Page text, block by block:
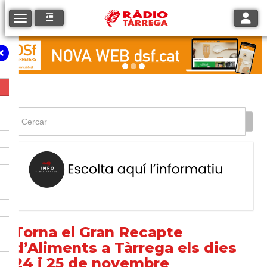
Toggle navigation
Torna el Gran Recapte
d’Aliments a Tàrrega els dies
24 i 25 de novembre